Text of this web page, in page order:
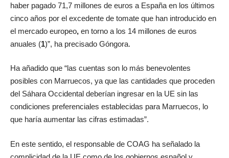
haber pagado 71,7 millones de euros a España en los últimos
cinco años por el excedente de tomate que han introducido en
el mercado europeo, en torno a los 14 millones de euros
anuales (1)”, ha precisado Góngora.
Ha añadido que “las cuentas son lo más benevolentes
posibles con Marruecos, ya que las cantidades que proceden
del Sáhara Occidental deberían ingresar en la UE sin las
condiciones preferenciales establecidas para Marruecos, lo
que haría aumentar las cifras estimadas”.
En este sentido, el responsable de COAG ha señalado la